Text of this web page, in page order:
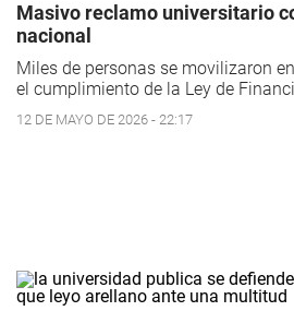
Masivo reclamo universitario
nacional
Miles de personas se movilizaron
el cumplimiento de la Ley de
12 DE MAYO DE 2026 - 22:17